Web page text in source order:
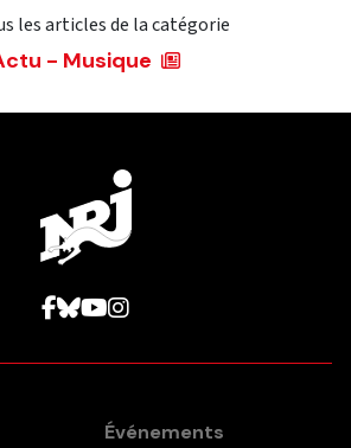
les articles de la catégorie
- Musique
Événements